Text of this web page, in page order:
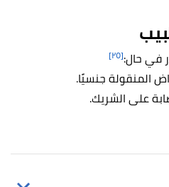
في حال:[٢٥]
المنقولة جنسيًا.
على الشريك.